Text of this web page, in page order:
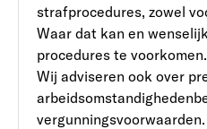
strafprocedures, zowel
Waar dat kan en
procedures te voorkomen.
Wij adviseren ook over